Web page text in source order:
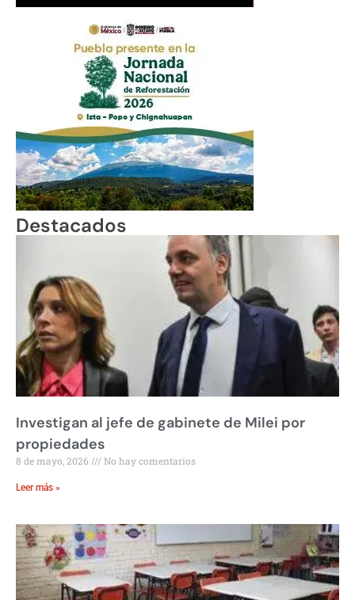
Destacados
Investigan al jefe de gabinete de Milei por
propiedades
8 de mayo, 2026 No hay comentarios
Leer más »